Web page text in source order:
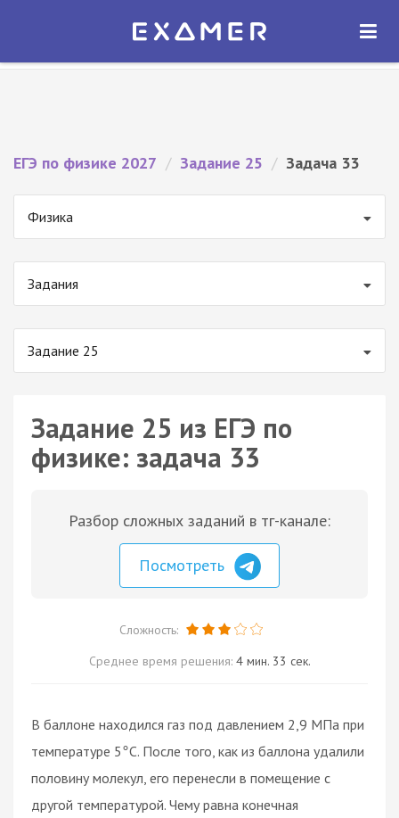
Экзамер — ЕГЭ 2027
ОТКРЫТЬ
ЕГЭ по физике 2027 / Задание 25 / Задача 33
Физика
Задания
Задание 25
Задание 25 из ЕГЭ по
физике: задача 33
Разбор сложных заданий в тг-канале:
Посмотреть
Сложность:
Среднее время решения: 4 мин. 33 сек.
В баллоне находился газ под давлением 2,9 МПа при
температуре 5°С. После того, как из баллона удалили
половину молекул, его перенесли в помещение с
другой температурой. Чему равна конечная